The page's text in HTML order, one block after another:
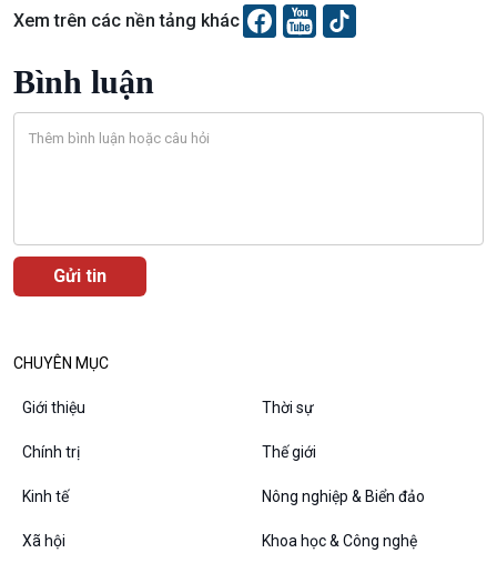
Bình luận
10 phút Sự kiện - Luận bàn
Đối thoại
VOV1 đặc biệt
Xem trên các nền tảng khác
Bình luận
CHUYÊN MỤC
Giới thiệu Thời sự
Chính trị Thế giới
Kinh tế Nông nghiệp & Biển đảo
Xã hội Khoa học & Công nghệ